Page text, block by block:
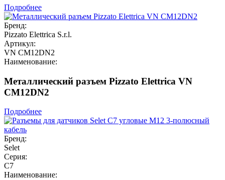
Подробнее
Бренд:
Pizzato Elettrica S.r.l.
Артикул:
VN CM12DN2
Наименование:
Металлический разъем Pizzato Elettrica VN
CM12DN2
Подробнее
Бренд:
Selet
Серия:
C7
Наименование: